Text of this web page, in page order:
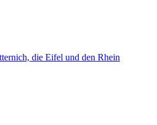
die Eifel und den Rhein